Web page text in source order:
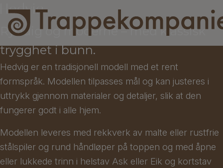
Hedvig
Ryddig og moderne – med klassisk
trygghet i bunn.
Hedvig er en tradisjonell modell med et rent
formspråk. Modellen tilpasses mål og kan justeres i
uttrykk gjennom materialer og detaljer, slik at den
fungerer godt i alle hjem.
Modellen leveres med rekkverk av malte eller rustfrie
stålspiler og rund håndløper på toppen og med åpne
eller lukkede trinn i helstav Ask eller Eik og kortstav